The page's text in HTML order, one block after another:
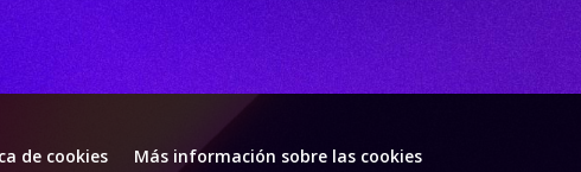
de cookies Más información sobre las cookies